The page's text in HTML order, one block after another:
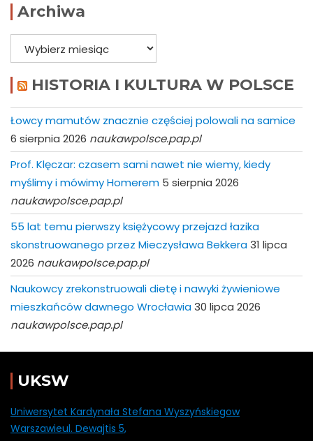
Archiwa
Archiwa
HISTORIA I KULTURA W POLSCE
Łowcy mamutów znacznie częściej polowali na samice
6 sierpnia 2026 naukawpolsce.pap.pl
Prof. Klęczar: czasem sami nawet nie wiemy, kiedy
myślimy i mówimy Homerem 5 sierpnia 2026
naukawpolsce.pap.pl
55 lat temu pierwszy księżycowy przejazd łazika
skonstruowanego przez Mieczysława Bekkera31 lipca
2026 naukawpolsce.pap.pl
Naukowcy zrekonstruowali dietę i nawyki żywieniowe
mieszkańców dawnego Wrocławia30 lipca 2026
naukawpolsce.pap.pl
UKSW
Uniwersytet Kardynała Stefana Wyszyńskiegow
Warszawieul. Dewajtis 5,